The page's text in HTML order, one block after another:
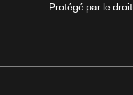
Protégé par le